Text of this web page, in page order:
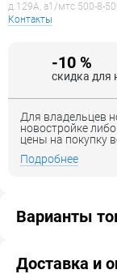
д.129А, a1/мтс 500-8-
Контакты
-10 %
скидка для
Для владельцев
новостройке
цены на покупку
Подробнее
Варианты
Доставка и